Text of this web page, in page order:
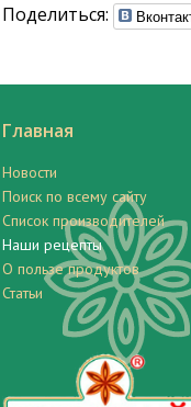
Поделиться:
Главная
Новости
Поиск по всему сайту
Список производителей
Наши рецепты
О пользе продуктов
Статьи